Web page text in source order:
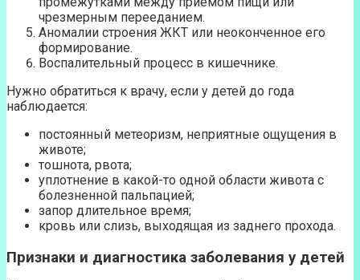
чрезмерным перееданием.
Аномалии строения ЖКТ или неоконченное его
формирование.
Воспалительный процесс в кишечнике.
Нужно обратиться к врачу, если у детей до года
наблюдается:
постоянный метеоризм, неприятные ощущения в
животе;
тошнота, рвота;
уплотнение в какой-то одной области живота с
болезненной пальпацией;
запор длительное время;
кровь или слизь, выходящая из заднего прохода.
Признаки и диагностика заболевания у детей